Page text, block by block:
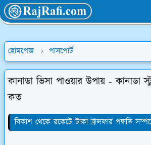
হোমপেজ পাসপোর্ট
কানাডা ভিসা পাওয়ার উপায় - কানাডা
কত
বিকাশ থেকে রকেটে টাকা ট্রান্সফার পদ্ধতি